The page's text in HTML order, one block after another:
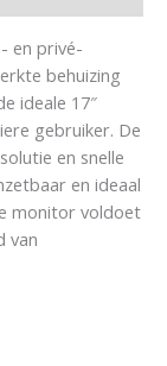
en privé-
behuizing
ideale 17″
gebruiker. De
en snelle
en ideaal
monitor voldoet
van